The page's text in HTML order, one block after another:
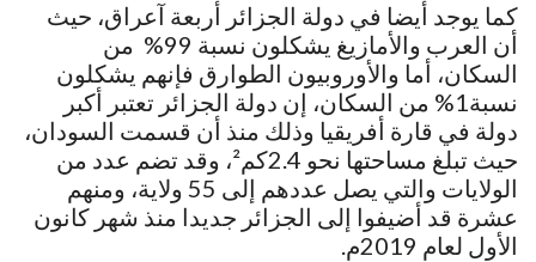
كما يوجد أيضا في دولة الجزائر أربعة آعراق، حيث
أن العرب والأمازيغ يشكلون نسبة 99% من
السكان، أما والأوروبيون الطوارق فإنهم يشكلون
نسبة1% من السكان، إن دولة الجزائر تعتبر أكبر
دولة في قارة أفريقيا وذلك منذ أن قسمت السودان،
حيث تبلغ مساحتها نحو 2.4كم²، وقد تضم عدد من
الولايات والتي يصل عددهم إلى 55 ولاية، ومنهم
عشرة قد أضيفوا إلى الجزائر جديدا منذ شهر كانون
الأول لعام 2019م.